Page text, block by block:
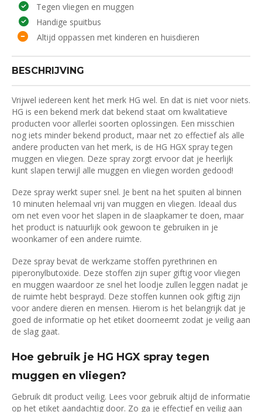
Tegen vliegen en muggen
Handige spuitbus
Altijd oppassen met kinderen en huisdieren
BESCHRIJVING
Vrijwel iedereen kent het merk HG wel. En dat is niet voor niets.
HG is een bekend merk dat bekend staat om kwalitatieve
producten voor allerlei soorten oplossingen. Een misschien
nog iets minder bekend product, maar net zo effectief als alle
andere producten van het merk, is de HG HGX spray tegen
muggen en vliegen. Deze spray zorgt ervoor dat je heerlijk
kunt slapen terwijl alle muggen en vliegen worden gedood!
Deze spray werkt super snel. Je bent na het spuiten al binnen
10 minuten helemaal vrij van muggen en vliegen. Ideaal dus
om net even voor het slapen in de slaapkamer te doen, maar
het product is natuurlijk ook gewoon te gebruiken in je
woonkamer of een andere ruimte.
Deze spray bevat de werkzame stoffen pyrethrinen en
piperonylbutoxide. Deze stoffen zijn super giftig voor vliegen
en muggen waardoor ze snel het loodje zullen leggen nadat je
de ruimte hebt besprayd. Deze stoffen kunnen ook giftig zijn
voor andere dieren en mensen. Hierom is het belangrijk dat je
goed de informatie op het etiket doorneemt zodat je veilig aan
de slag gaat.
Hoe gebruik je HG HGX spray tegen
muggen en vliegen?
Gebruik dit product veilig. Lees voor gebruik altijd de informatie
op het etiket aandachtig door. Zo ga je effectief en veilig aan